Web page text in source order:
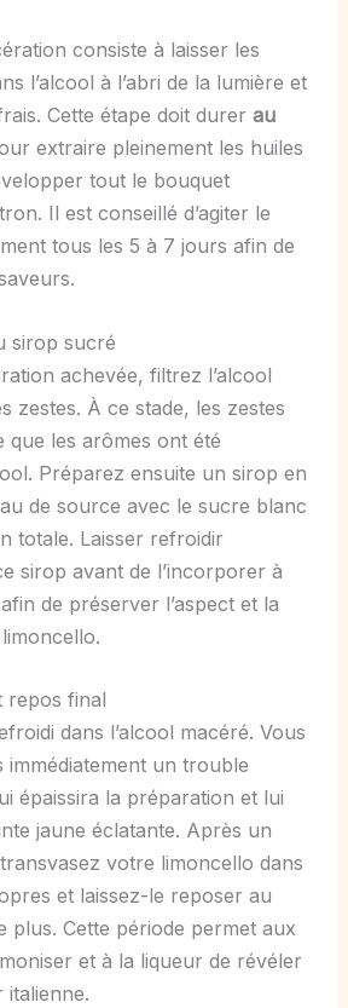
consiste à laisser les
l’alcool à l’abri de la lumière et
Cette étape doit durer au
extraire pleinement les huiles
tout le bouquet
Il est conseillé d’agiter le
tous les 5 à 7 jours afin de
sirop sucré
achevée, filtrez l’alcool
zestes. À ce stade, les zestes
que les arômes ont été
Préparez ensuite un sirop en
de source avec le sucre blanc
totale. Laisser refroidir
sirop avant de l’incorporer à
de préserver l’aspect et la
repos final
dans l’alcool macéré. Vous
un trouble
épaissira la préparation et lui
jaune éclatante. Après un
votre limoncello dans
et laissez-le reposer au
plus. Cette période permet aux
et à la liqueur de révéler
italienne.